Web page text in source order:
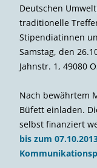
Deutschen
traditionelle
Stipendiatinnen
Samstag, den
Jahnstr. 1, 49080
Nach bewährtem
Büfett einladen.
selbst finanziert
bis zum